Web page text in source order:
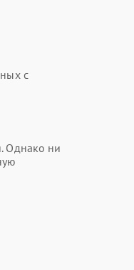
с
Однако ни